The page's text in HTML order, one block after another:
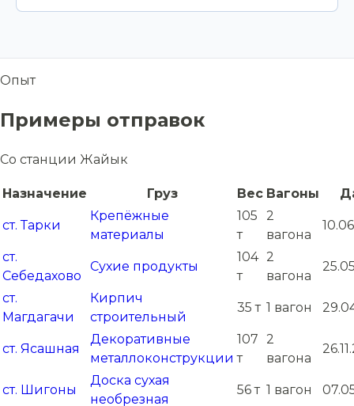
Опыт
Примеры отправок
Со станции Жайык
Назначение Груз Вес Вагоны
ст. Тарки
Крепёжные
материалы
105
т
2
вагона
ст.
Себедахово
Сухие продукты
104
т
2
вагона
ст.
Магдагачи
Кирпич
строительный
35 т 1 вагон
ст. Ясашная
Декоративные
металлоконструкции
107
т
2
вагона
ст. Шигоны
Доска сухая
необрезная
56 т 1 вагон